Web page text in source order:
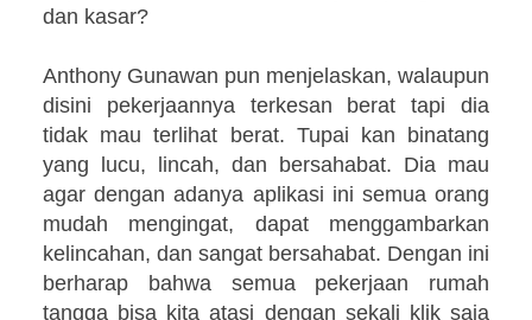
dan kasar?
Anthony Gunawan pun menjelaskan, walaupun
disini pekerjaannya terkesan berat tapi dia
tidak mau terlihat berat. Tupai kan binatang
yang lucu, lincah, dan bersahabat. Dia mau
agar dengan adanya aplikasi ini semua orang
mudah mengingat, dapat menggambarkan
kelincahan, dan sangat bersahabat. Dengan ini
berharap bahwa semua pekerjaan rumah
tangga bisa kita atasi dengan sekali klik saja